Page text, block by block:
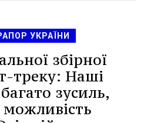
УКРАЇНИ
збірної
треку: Наші
зусиль,